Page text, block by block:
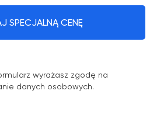
SPECJALNĄ CENĘ
wyrażasz zgodę na
danych osobowych.